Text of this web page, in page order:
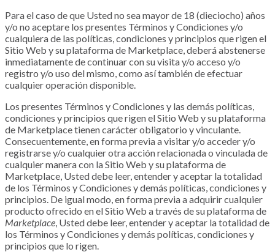
Para el caso de que Usted no sea mayor de 18 (dieciocho) años
y/o no aceptare los presentes Términos y Condiciones y/o
cualquiera de las políticas, condiciones y principios que rigen el
Sitio Web y su plataforma de Marketplace, deberá abstenerse
inmediatamente de continuar con su visita y/o acceso y/o
registro y/o uso del mismo, como así también de efectuar
cualquier operación disponible.
Los presentes Términos y Condiciones y las demás políticas,
condiciones y principios que rigen el Sitio Web y su plataforma
de Marketplacetienen carácter obligatorio y vinculante.
Consecuentemente, en forma previa a visitar y/o acceder y/o
registrarse y/o cualquier otra acción relacionada o vinculada de
cualquier manera con la Sitio Web y su plataforma de
Marketplace, Usted debe leer, entender y aceptar la totalidad
de los Términos y Condiciones y demás políticas, condiciones y
principios. De igual modo, en forma previa a adquirir cualquier
producto ofrecido en el Sitio Web a través de su plataforma de
Marketplace, Usted debe leer, entender y aceptar la totalidad de
los Términos y Condiciones y demás políticas, condiciones y
principios que lo rigen.